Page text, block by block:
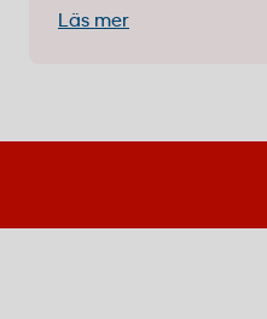
3. Temperatur
Läs mer